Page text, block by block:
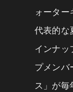
ォータ
代表的な
インナッ
プメンバ
ス」が毎